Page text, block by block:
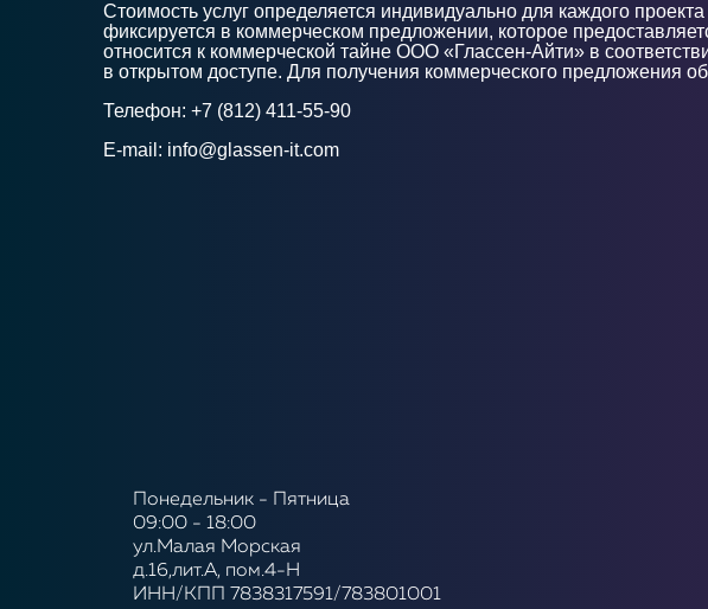
Стоимость услуг определяется индивидуально для каждого
фиксируется в коммерческом предложении, которое
относится к коммерческой тайне ООО «Глассен-Айти» в
в открытом доступе. Для получения коммерческого предложения
Телефон: +7 (812) 411-55-90
E-mail: info@glassen-it.com
Понедельник - Пятница
09:00 - 18:00
ул.Малая Морская
д.16,лит.А, пом.4-Н
ИНН/КПП 7838317591/783801001